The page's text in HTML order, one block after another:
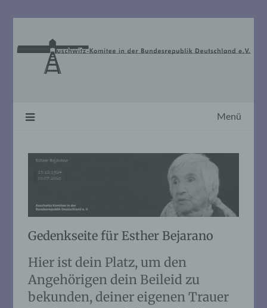
Menü
Gedenkseite für Esther Bejarano
Hier ist dein Platz, um den
Angehörigen dein Beileid zu
bekunden, deiner eigenen Trauer